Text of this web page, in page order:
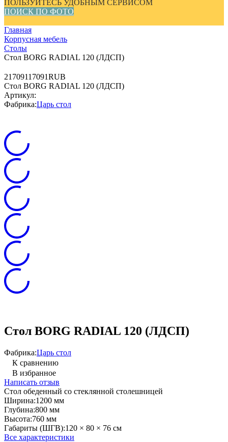
ПОЛЬЗУЙТЕСЬ УДОБНЫМ СЕРВИСОМ
ПОИСК ПО ФОТО
Главная
Корпусная мебель
Столы
Стол BORG RADIAL 120 (ЛДСП)
21709117091RUB
Стол BORG RADIAL 120 (ЛДСП)
Артикул:
Фабрика:Царь стол
Стол BORG RADIAL 120 (ЛДСП)
Фабрика:Царь стол
К сравнению
В избранное
Написать отзыв
Стол обеденный со стеклянной столешницей
Ширина:1200 мм
Глубина:800 мм
Высота:760 мм
Габариты (ШГВ):120 × 80 × 76 см
Все характеристики